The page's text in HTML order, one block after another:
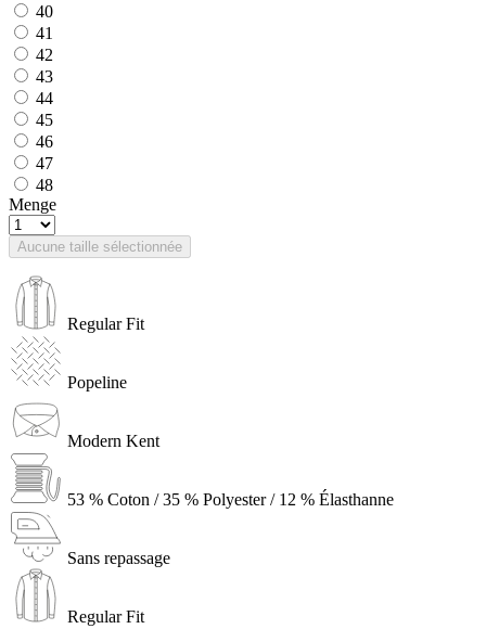
40
41
42
43
44
45
46
47
48
Menge
Aucune taille sélectionnée
Regular Fit
Popeline
Modern Kent
53 % Coton / 35 % Polyester / 12 % Élasthanne
Sans repassage
Regular Fit